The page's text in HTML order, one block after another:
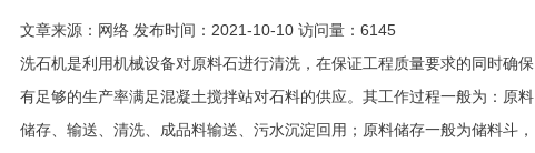
文章来源：网络 发布时间：2021-10-10 访问量：6145
洗石机是利用机械设备对原料石进行清洗，在保证工程质量要求的同时确保
有足够的生产率满足混凝土搅拌站对石料的供应。其工作过程一般为：原料
储存、输送、清洗、成品料输送、污水沉淀回用；原料储存一般为储料斗，